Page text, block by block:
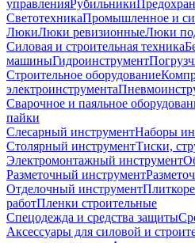
управленияРубильники
СветотехникаПромышленное и
ЛюкиЛюки ревизионныеЛюки
Силовая и строительная техника
машиныГидроинструмент
Строительное оборудование
электроинструмента
Сварочное и паяльное
пайки
Слесарный инструментНаборы
Столярный инструментТиски,
Электромонтажный инструмент
Разметочный инструмент
Отделочный инструмент
работПленки строительные
Спецодежда и средства защиты
Аксессуары для силовой и